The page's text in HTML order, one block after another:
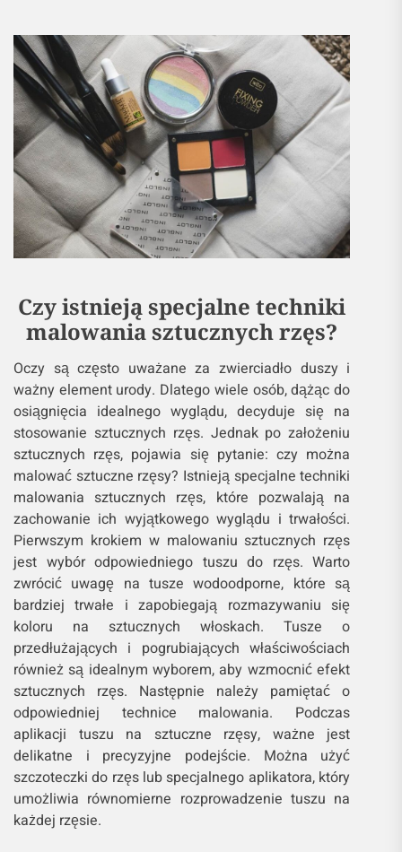
Czy istnieją specjalne techniki
malowania sztucznych rzęs?
Oczy są często uważane za zwierciadło duszy i
ważny element urody. Dlatego wiele osób, dążąc do
osiągnięcia idealnego wyglądu, decyduje się na
stosowanie sztucznych rzęs. Jednak po założeniu
sztucznych rzęs, pojawia się pytanie: czy można
malować sztuczne rzęsy? Istnieją specjalne techniki
malowania sztucznych rzęs, które pozwalają na
zachowanie ich wyjątkowego wyglądu i trwałości.
Pierwszym krokiem w malowaniu sztucznych rzęs
jest wybór odpowiedniego tuszu do rzęs. Warto
zwrócić uwagę na tusze wodoodporne, które są
bardziej trwałe i zapobiegają rozmazywaniu się
koloru na sztucznych włoskach. Tusze o
przedłużających i pogrubiających właściwościach
również są idealnym wyborem, aby wzmocnić efekt
sztucznych rzęs. Następnie należy pamiętać o
odpowiedniej technice malowania. Podczas
aplikacji tuszu na sztuczne rzęsy, ważne jest
delikatne i precyzyjne podejście. Można użyć
szczoteczki do rzęs lub specjalnego aplikatora, który
umożliwia równomierne rozprowadzenie tuszu na
każdej rzęsie.